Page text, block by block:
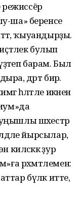
режиссёр
ша» беренсе
ҡыуандырҙы.
булып
барам. Был
дәрт бирә.
һәләтле икәнен
шәхестәр
йырсылар,
ҙур
рәхмәтлемен:
бүләк итте,